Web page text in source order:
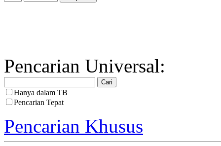
Pencarian Universal:
Hanya dalam TB
Pencarian Tepat
Pencarian Khusus